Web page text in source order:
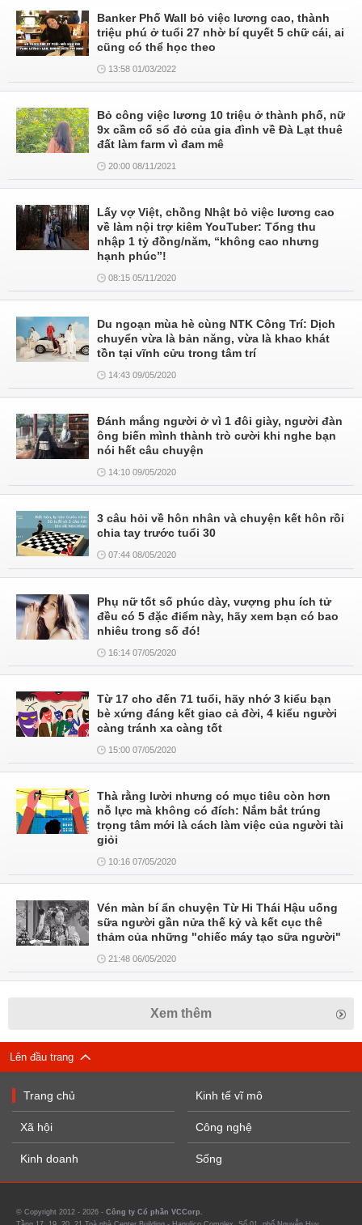
Banker Phố Wall bỏ việc lương cao, thành
triệu phú ở tuổi 27 nhờ bí quyết 5 chữ cái, ai
cũng có thể học theo
13:58 01/03/2022
Bỏ công việc lương 10 triệu ở thành phố, nữ
9x cầm cố sổ đỏ của gia đình về Đà Lạt thuê
đất làm farm vì đam mê
20:00 08/11/2021
Lấy vợ Việt, chồng Nhật bỏ việc lương cao
về làm nội trợ kiêm YouTuber: Tổng thu
nhập 1 tỷ đồng/năm, “không cao nhưng
hạnh phúc”!
08:15 05/11/2020
Du ngoạn mùa hè cùng NTK Công Trí: Dịch
chuyển vừa là bản năng, vừa là khao khát
tồn tại vĩnh cửu trong tâm trí
14:43 09/05/2020
Đánh mắng người ở vì 1 đôi giày, người đàn
ông biến mình thành trò cười khi nghe bạn
nói hết câu chuyện
14:10 09/05/2020
3 câu hỏi về hôn nhân và chuyện kết hôn rồi
chia tay trước tuổi 30
07:44 08/05/2020
Phụ nữ tốt số phúc dày, vượng phu ích tử
đều có 5 đặc điểm này, hãy xem bạn có bao
nhiêu trong số đó!
16:14 07/05/2020
Từ 17 cho đến 71 tuổi, hãy nhớ 3 kiểu bạn
bè xứng đáng kết giao cả đời, 4 kiểu người
càng tránh xa càng tốt
15:00 07/05/2020
Thà rằng lười nhưng có mục tiêu còn hơn
nỗ lực mà không có đích: Nắm bắt trúng
trọng tâm mới là cách làm việc của người tài
giỏi
10:16 07/05/2020
Vén màn bí ẩn chuyện Từ Hi Thái Hậu uống
sữa người gần nửa thế kỷ và kết cục thê
thảm của những "chiếc máy tạo sữa người"
21:48 06/05/2020
Xem thêm
Lên đầu trang
Trang chủ
Xã hội
Kinh doanh
Kinh tế vĩ mô
Công nghệ
Sống
© Copyright 2012 - 2026 - Công ty Cổ phần VCCorp.